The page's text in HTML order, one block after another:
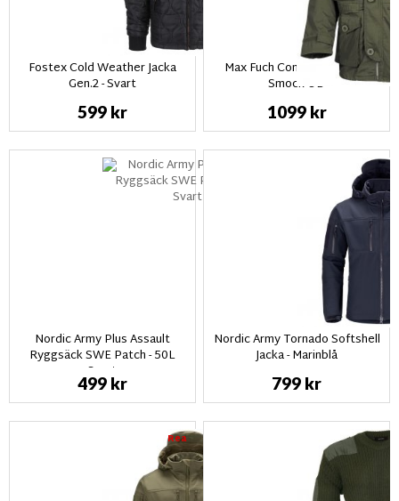
Fostex Cold Weather Jacka
Gen.2 - Svart
599 kr
Max Fuch Commando Jacka
Smock OD
1099 kr
Nordic Army Plus Assault
Ryggsäck SWE Patch - 50L
Svart
499 kr
Nordic Army Tornado Softshell
Jacka - Marinblå
799 kr
Rea